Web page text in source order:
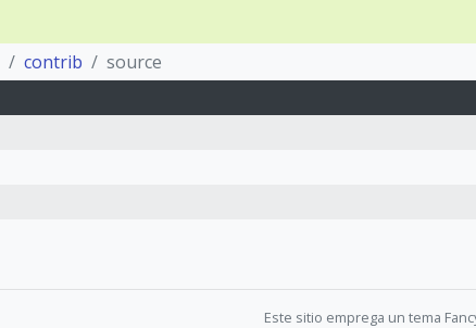
contrib
source
Este sitio emprega un tema